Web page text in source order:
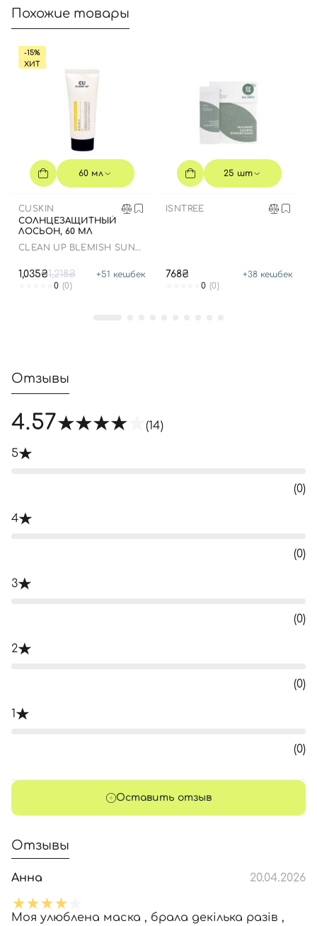
Похожие товары
-15%
ХИТ
60 мл
CUSKIN
СОЛНЦЕЗАЩИТНЫЙ
ЛОСЬОН, 60 МЛ
CLEAN UP BLEMISH SUN
1,035₴1,218₴ +51 кешбек
0 (0)
25 шт
ISNTREE
768₴ +38 кешбек
0 (0)
Отзывы
4.57 (14)
5
(0)
4
(0)
3
(0)
2
(0)
1
(0)
Оставить отзыв
Отзывы
Анна 20.04.2026
Моя улюблена маска , брала декілька разів ,
Номер телефона
Отправляя форму для авторизации/регистрации, вы
принимаете условияПользовательские соглашения
Далее
Войти с помощью e-mail